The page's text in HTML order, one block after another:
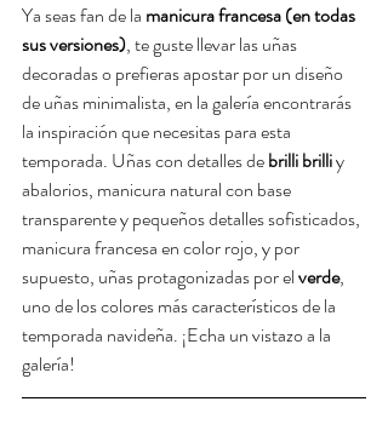
Ya seas fan de la manicura francesa (en todas
sus versiones), te guste llevar las uñas
decoradas o prefieras apostar por un diseño
de uñas minimalista, en la galería encontrarás
la inspiración que necesitas para esta
temporada. Uñas con detalles de brilli brilli y
abalorios, manicura natural con base
transparente y pequeños detalles sofisticados,
manicura francesa en color rojo, y por
supuesto, uñas protagonizadas por el verde,
uno de los colores más característicos de la
temporada navideña. ¡Echa un vistazo a la
galería!